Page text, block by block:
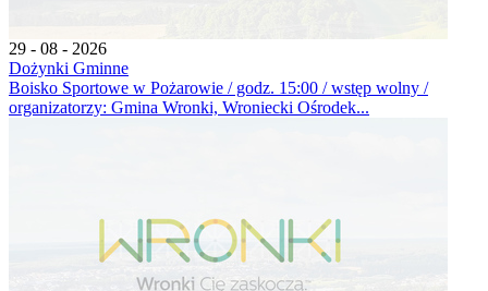
29 - 08 - 2026
Dożynki Gminne
Boisko Sportowe w Pożarowie / godz. 15:00 / wstęp wolny /
organizatorzy: Gmina Wronki, Wroniecki Ośrodek...